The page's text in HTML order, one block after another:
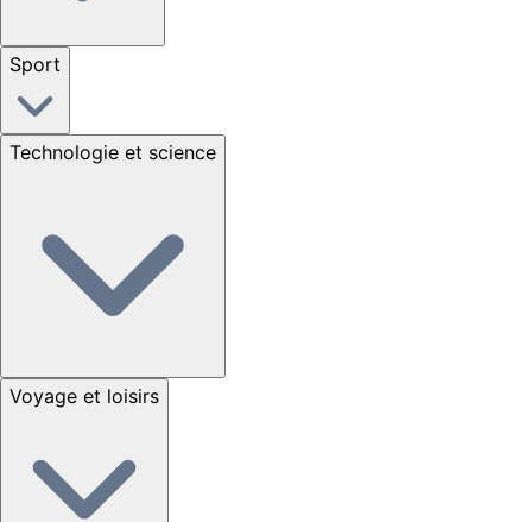
Sport
Technologie et science
Voyage et loisirs